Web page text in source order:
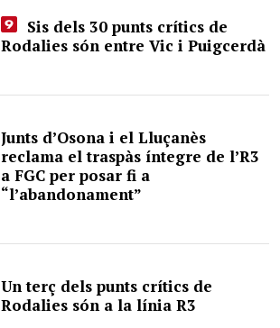
Sis dels 30 punts crítics de
Rodalies són entre Vic i Puigcerdà
Junts d’Osona i el Lluçanès
reclama el traspàs íntegre de l’R3
a FGC per posar fi a
“l’abandonament”
Un terç dels punts crítics de
Rodalies són a la línia R3